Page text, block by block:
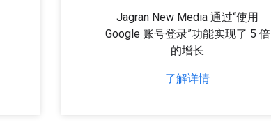
Jagran New Media 通过“使用
Google 账号登录”功能实现了 5 倍
的增长
了解详情